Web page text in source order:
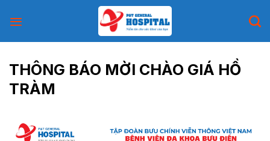
THÔNG BÁO MỜI CHÀO GIÁ HỒ
TRÀM